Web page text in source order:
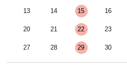
13 14 15 16
20 21 22 23
27 28 29 30